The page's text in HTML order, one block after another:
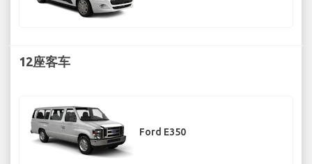
12座客车
Ford E350